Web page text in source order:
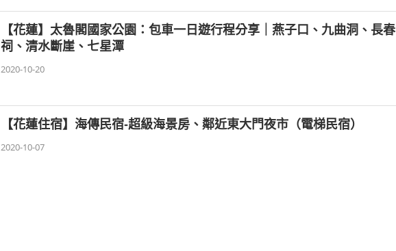
【花蓮】太魯閣國家公園：包車一日遊行程分享｜燕子口、九曲洞、長春
祠、清水斷崖、七星潭
2020-10-20
【花蓮住宿】海傳民宿-超級海景房、鄰近東大門夜市（電梯民宿）
2020-10-07